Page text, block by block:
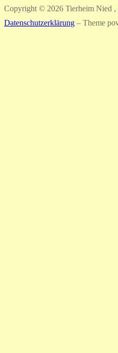
Copyright © 2026 Tierheim Nied ,
Datenschutzerklärung – Theme